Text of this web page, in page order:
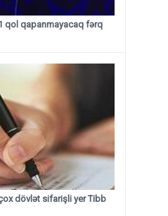
qol qapanmayacaq fərq
dövlət sifarişli yer Tibb